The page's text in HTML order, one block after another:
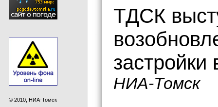
© 2010, НИА-Томск
ТДСК
застройки
НИА-Томск